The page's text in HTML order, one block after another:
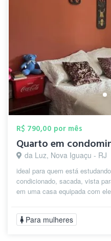
R$ 790,00 por mês
Quarto em
da Luz, Nova Iguaçu - RJ
ideal para quem está
condicionado, sacada, vista
em uma casa equipada com
Para mulheres